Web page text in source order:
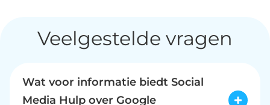
Veelgestelde vragen
Wat voor informatie biedt Social
Media Hulp over Google